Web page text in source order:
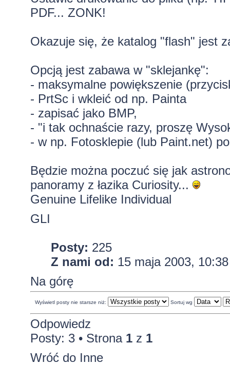
PDF... ZONK!
Okazuje się, że katalog "flash" jest
Opcją jest zabawa w "sklejankę":
- maksymalne powiększenie
- PrtSc i wkleić od np. Painta
- zapisać jako BMP,
- "i tak ochnaście razy, proszę
- w np. Fotosklepie (lub Paint.net)
Będzie można poczuć się jak
panoramy z łazika Curiosity...
Genuine Lifelike Individual
GLI
Posty: 225
Z nami od: 15 maja 2003, 10:38
Na górę
Wyświetl posty nie starsze niż: Sortuj wg
Odpowiedz
Posty: 3 • Strona 1z 1
Wróć do Inne